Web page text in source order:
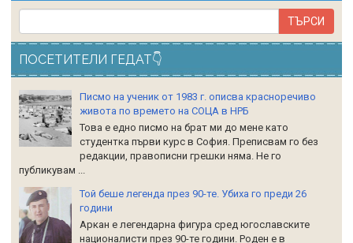
ПОСЕТИТЕЛИ ГЕДАТ👇
Писмо на ученик от 1983 г. описва красноречиво
живота по времето на СОЦА в НРБ
Това е едно писмо на брат ми до мене като
студентка първи курс в София. Преписвам го без
редакции, правописни грешки няма. Не го
публикувам ...
Той беше легенда през 90-те. Убиха го преди 26
години
Аркан е легендарна фигура сред югославските
националисти през 90-те години. Роден е в